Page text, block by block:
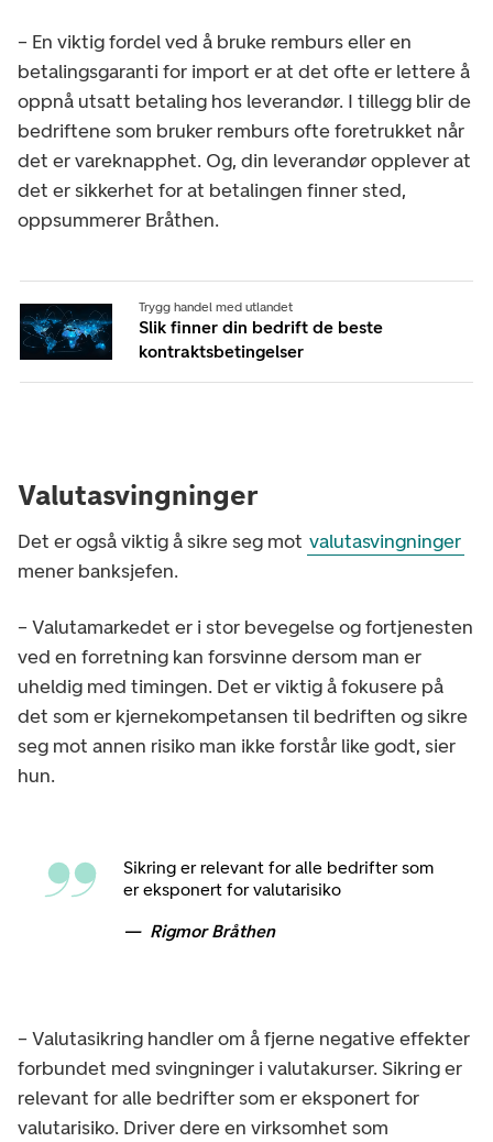
– En viktig fordel ved å bruke remburs eller en
betalingsgaranti for import er at det ofte er lettere å
oppnå utsatt betaling hos leverandør. I tillegg blir de
bedriftene som bruker remburs ofte foretrukket når
det er vareknapphet. Og, din leverandør opplever at
det er sikkerhet for at betalingen finner sted,
oppsummerer Bråthen.
Trygg handel med utlandet
Slik finner din bedrift de beste
kontraktsbetingelser
Valutasvingninger
Det er også viktig å sikre seg mot valutasvingninger
mener banksjefen.
– Valutamarkedet er i stor bevegelse og fortjenesten
ved en forretning kan forsvinne dersom man er
uheldig med timingen. Det er viktig å fokusere på
det som er kjernekompetansen til bedriften og sikre
seg mot annen risiko man ikke forstår like godt, sier
hun.
Sikring er relevant for alle bedrifter som
er eksponert for valutarisiko
Rigmor Bråthen
– Valutasikring handler om å fjerne negative effekter
forbundet med svingninger i valutakurser. Sikring er
relevant for alle bedrifter som er eksponert for
valutarisiko. Driver dere en virksomhet som